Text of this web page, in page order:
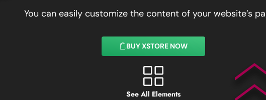
You can easily customize the content of your website’s
BUY XSTORE NOW
See All Elements